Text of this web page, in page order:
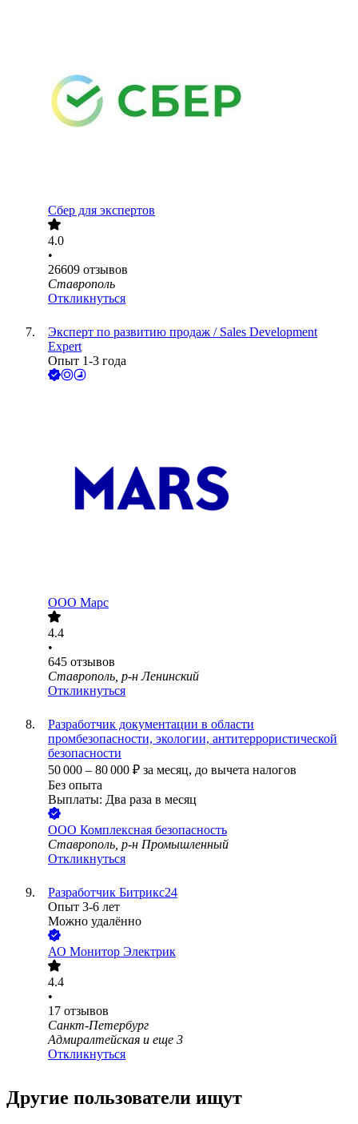
Сбер для экспертов
4.0
•
26609 отзывов
Ставрополь
Откликнуться
Эксперт по развитию продаж / Sales Development
Expert
Опыт 1-3 года
ООО Марс
4.4
•
645 отзывов
Ставрополь, р-н Ленинский
Откликнуться
Разработчик документации в области
промбезопасности, экологии, антитеррористической
безопасности
50 000 – 80 000 ₽ за месяц, до вычета налогов
Без опыта
Выплаты: Два раза в месяц
ООО Комплексная безопасность
Ставрополь, р-н Промышленный
Откликнуться
Разработчик Битрикс24
Опыт 3-6 лет
Можно удалённо
АО Монитор Электрик
4.4
•
17 отзывов
Санкт-Петербург
Адмиралтейская и еще 3
Откликнуться
Другие пользователи ищут